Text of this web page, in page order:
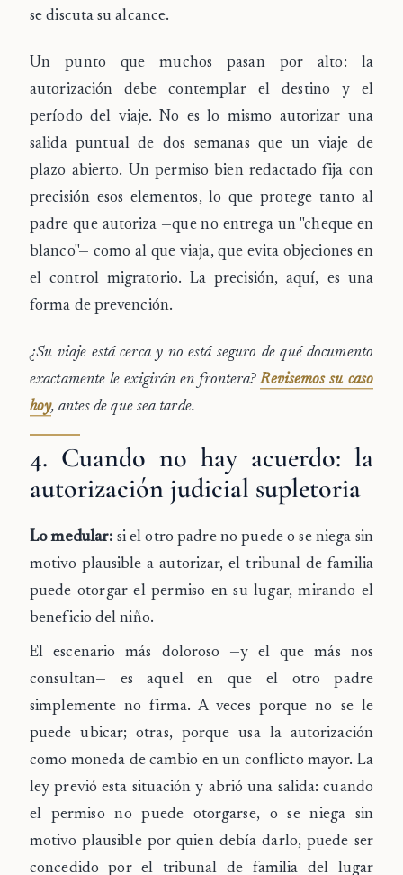
se discuta su alcance.
Un punto que muchos pasan por alto: la
autorización debe contemplar eldestino y el
período del viaje. No es lo mismo autorizar una
salida puntual de dos semanas que un viaje de
plazo abierto. Un permiso bien redactado fija con
precisión esos elementos, lo que protege tanto al
padre que autoriza —que no entrega un "cheque en
blanco"— como al que viaja, que evita objeciones en
el control migratorio. La precisión, aquí, es una
forma de prevención.
¿Su viaje está cerca y no está seguro de qué documento
exactamente le exigirán en frontera?Revisemos su caso
hoy, antes de que sea tarde.
4. Cuando no hay acuerdo: la
autorización judicial supletoria
Lo medular: si el otro padre no puede o se niega sin
motivo plausible a autorizar, el tribunal de familia
puede otorgar el permiso en su lugar, mirando el
beneficio del niño.
El escenario más doloroso —y el que más nos
consultan— es aquel en que el otro padre
simplemente no firma. A veces porque no se le
puede ubicar; otras, porque usa la autorización
como moneda de cambio en un conflicto mayor. La
ley previó esta situación y abrió una salida: cuando
el permisono puede otorgarse, o se niega sin
motivo plausiblepor quien debía darlo, puede ser
concedido por el tribunal de familia del lugar